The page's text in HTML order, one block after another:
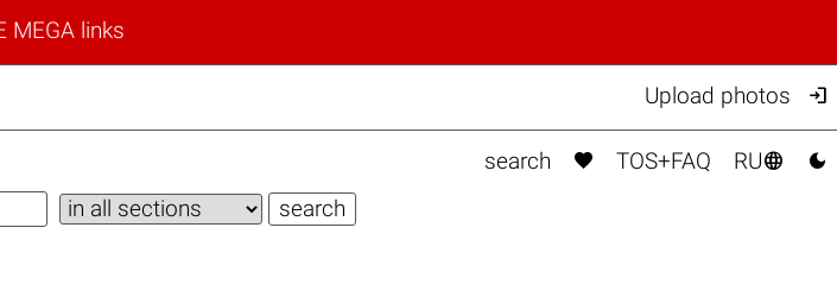
MEGA links
Upload photos 
search  TOS+FAQ RU 